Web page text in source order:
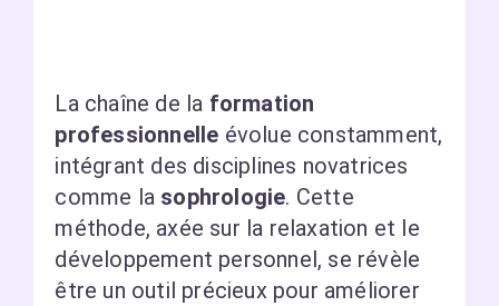
La chaîne de la formation
professionnelle évolue constamment,
intégrant des disciplines novatrices
comme la sophrologie. Cette
méthode, axée sur la relaxation et le
développement personnel, se révèle
être un outil précieux pour améliorer